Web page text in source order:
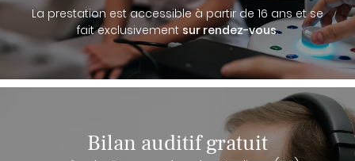
La prestation est accessible à partir de 16 ans et se
fait exclusivementsur rendez-vous.
Bilan auditif gratuit